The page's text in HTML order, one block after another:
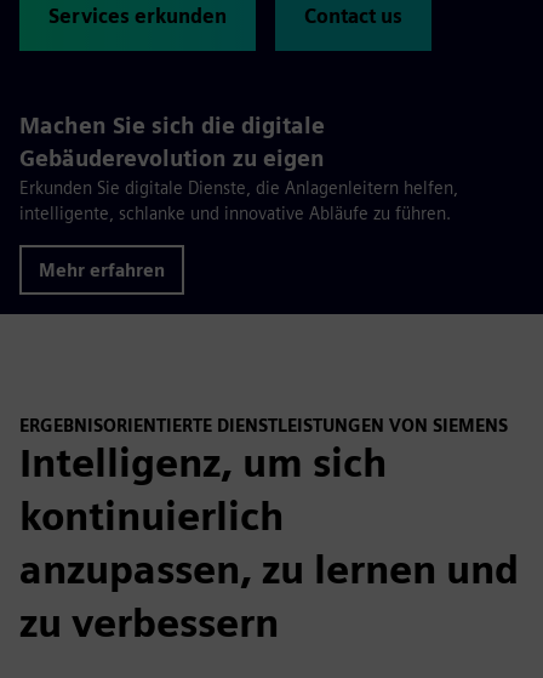
Services erkunden Contact us
Machen Sie sich die digitale
Gebäuderevolution zu eigen
Erkunden Sie digitale Dienste, die Anlagenleitern helfen,
intelligente, schlanke und innovative Abläufe zu führen.
Mehr erfahren
ERGEBNISORIENTIERTE DIENSTLEISTUNGEN VON SIEMENS
Intelligenz, um sich
kontinuierlich
anzupassen, zu lernen und
zu verbessern